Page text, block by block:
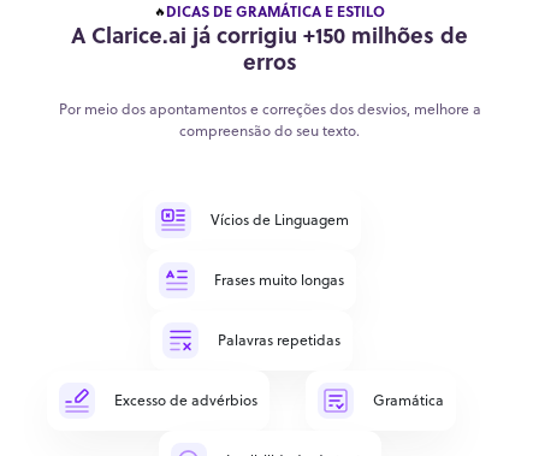
🔥DICAS DE GRAMÁTICA E ESTILO
A Clarice.ai já corrigiu +150 milhões de
erros
Por meio dos apontamentos e correções dos desvios, melhore a
compreensão do seu texto.
Vícios de Linguagem
Frases muito longas
Palavras repetidas
Excesso de advérbios Gramática